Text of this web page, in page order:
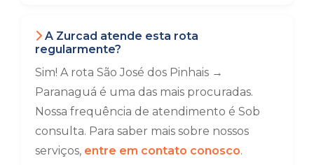
A Zurcad atende esta rota
regularmente?
Sim! A rota São José dos Pinhais →
Paranaguá é uma das mais procuradas.
Nossa frequência de atendimento é Sob
consulta. Para saber mais sobre nossos
serviços, entre em contato conosco.